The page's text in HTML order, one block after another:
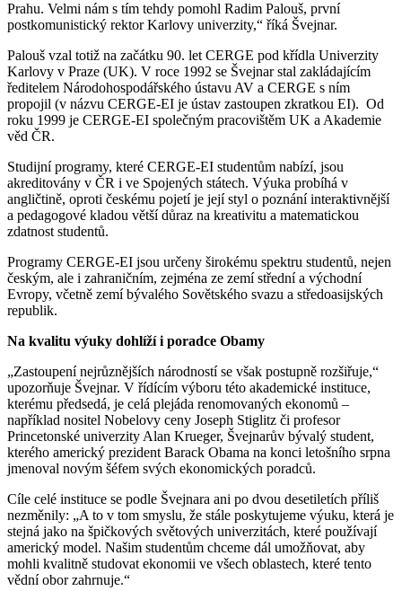
Prahu. Velmi nám s tím tehdy pomohl Radim Palouš, první
postkomunistický rektor Karlovy univerzity,“ říká Švejnar.
Palouš vzal totiž na začátku 90. let CERGE pod křídla Univerzity
Karlovy v Praze (UK). V roce 1992 se Švejnar stal zakládajícím
ředitelem Národohospodářského ústavu AV a CERGE s ním
propojil (v názvu CERGE-EI je ústav zastoupen zkratkou EI). Od
roku 1999 je CERGE-EI společným pracovištěm UK a Akademie
věd ČR.
Studijní programy, které CERGE-EI studentům nabízí, jsou
akreditovány v ČR i ve Spojených státech. Výuka probíhá v
angličtině, oproti českému pojetí je její styl o poznání interaktivnější
a pedagogové kladou větší důraz na kreativitu a matematickou
zdatnost studentů.
Programy CERGE-EI jsou určeny širokému spektru studentů, nejen
českým, ale i zahraničním, zejména ze zemí střední a východní
Evropy, včetně zemí bývalého Sovětského svazu a středoasijských
republik.
Na kvalitu výuky dohlíží i poradce Obamy
„Zastoupení nejrůznějších národností se však postupně rozšiřuje,“
upozorňuje Švejnar. V řídícím výboru této akademické instituce,
kterému předsedá, je celá plejáda renomovaných ekonomů –
například nositel Nobelovy ceny Joseph Stiglitz či profesor
Princetonské univerzity Alan Krueger, Švejnarův bývalý student,
kterého americký prezident Barack Obama na konci letošního srpna
jmenoval novým šéfem svých ekonomických poradců.
Cíle celé instituce se podle Švejnara ani po dvou desetiletích příliš
nezměnily: „A to v tom smyslu, že stále poskytujeme výuku, která je
stejná jako na špičkových světových univerzitách, které používají
americký model. Našim studentům chceme dál umožňovat, aby
mohli kvalitně studovat ekonomii ve všech oblastech, které tento
vědní obor zahrnuje.“